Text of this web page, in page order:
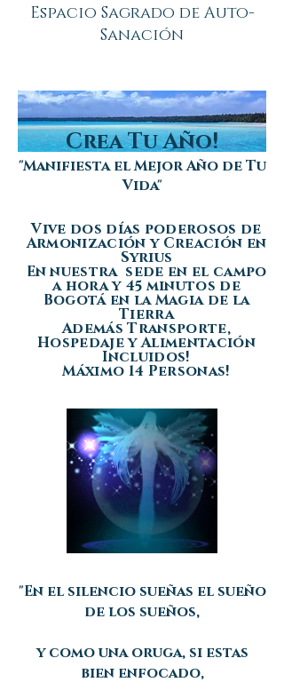
Espacio Sagrado de Auto-
Sanación
Crea Tu Año!
"Manifiesta el Mejor Año de Tu
Vida"
Vive dos días poderosos de
Armonización y Creación en
Syrius
En nuestra sede en el campo
a hora y 45 minutos de
Bogotá en la Magia de la
Tierra
Además Transporte,
Hospedaje y Alimentación
Incluidos!
Máximo 14 Personas!
"En el silencio sueñas el sueño
de los sueños,
y como una oruga, si estas
bien enfocado,